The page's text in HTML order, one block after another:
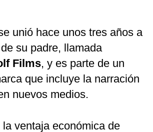
unió hace unos tres años a
su padre, llamada
Films, y es parte de un
que incluye la narración
nuevos medios.
ventaja económica de